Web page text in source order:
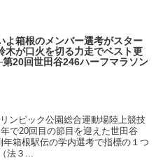
よ箱根のメンバー選考がスター
木が口火を切る力走でベスト更
第20回世田谷246ハーフマラソン
ンピック公園総合運動場陸上競技
で20回目の節目を迎えた世田谷
箱根駅伝の学内選考で指標の１つ
法３...